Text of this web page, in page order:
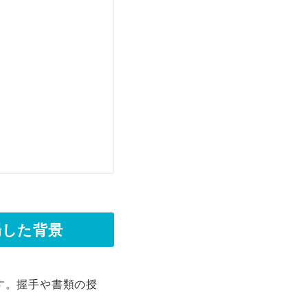
た背景
握手や書類の授